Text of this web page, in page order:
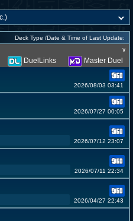
Deck Type /Date & Time of Last Update:
∨
DuelLinks
Master Duel
2026/08/03 03:41
2026/07/27 00:05
2026/07/12 23:07
2026/07/11 22:34
2026/04/27 22:43